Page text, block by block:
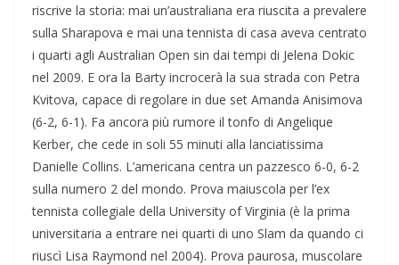
riscrive la storia: mai un’australiana era riuscita a prevalere
sulla Sharapova e mai una tennista di casa aveva centrato
i quarti agli Australian Open sin dai tempi di Jelena Dokic
nel 2009. E ora la Barty incrocerà la sua strada con Petra
Kvitova, capace di regolare in due set Amanda Anisimova
(6-2, 6-1). Fa ancora più rumore il tonfo di Angelique
Kerber, che cede in soli 55 minuti alla lanciatissima
Danielle Collins. L’americana centra un pazzesco 6-0, 6-2
sulla numero 2 del mondo. Prova maiuscola per l’ex
tennista collegiale della University of Virginia (è la prima
universitaria a entrare nei quarti di uno Slam da quando ci
riuscì Lisa Raymond nel 2004). Prova paurosa, muscolare